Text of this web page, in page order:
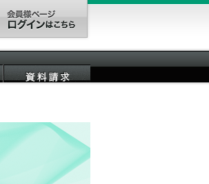
ページ